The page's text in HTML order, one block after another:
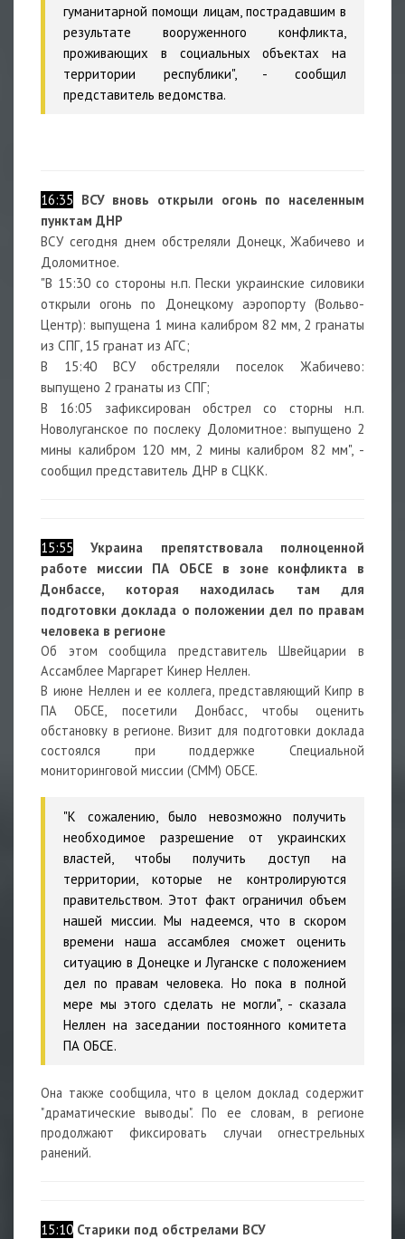
гуманитарной помощи лицам, пострадавшим в
результате вооруженного конфликта,
проживающих в социальных объектах на
территории республики", - сообщил
представитель ведомства.
16:35 ВСУ вновь открыли огонь по населенным
пунктам ДНР
ВСУ сегодня днем обстреляли Донецк, Жабичево и
Доломитное.
"В 15:30 со стороны н.п. Пески украинские силовики
открыли огонь по Донецкому аэропорту (Вольво-
Центр): выпущена 1 мина калибром 82 мм, 2 гранаты
из СПГ, 15 гранат из АГС;
В 15:40 ВСУ обстреляли поселок Жабичево:
выпущено 2 гранаты из СПГ;
В 16:05 зафиксирован обстрел со сторны н.п.
Новолуганское по послеку Доломитное: выпущено 2
мины калибром 120 мм, 2 мины калибром 82 мм", -
сообщил представитель ДНР в СЦКК.
15:55
Украина препятствовала полноценной
работе миссии ПА ОБСЕ в зоне конфликта в
Донбассе, которая находилась там для
подготовки доклада о положении дел по правам
человека в регионе
Об этом сообщила представитель Швейцарии в
Ассамблее Маргарет Кинер Неллен.
В июне Неллен и ее коллега, представляющий Кипр в
ПА ОБСЕ, посетили Донбасс, чтобы оценить
обстановку в регионе. Визит для подготовки доклада
состоялся при поддержке Специальной
мониторинговой миссии (СММ) ОБСЕ.
"К сожалению, было невозможно получить
необходимое разрешение от украинских
властей, чтобы получить доступ на
территории, которые не контролируются
правительством. Этот факт ограничил объем
нашей миссии. Мы надеемся, что в скором
времени наша ассамблея сможет оценить
ситуацию в Донецке и Луганске с положением
дел по правам человека. Но пока в полной
мере мы этого сделать не могли", - сказала
Неллен на заседании постоянного комитета
ПА ОБСЕ.
Она также сообщила, что в целом доклад содержит
"драматические выводы". По ее словам, в регионе
продолжают фиксировать случаи огнестрельных
ранений.
15:10 Старики под обстрелами ВСУ